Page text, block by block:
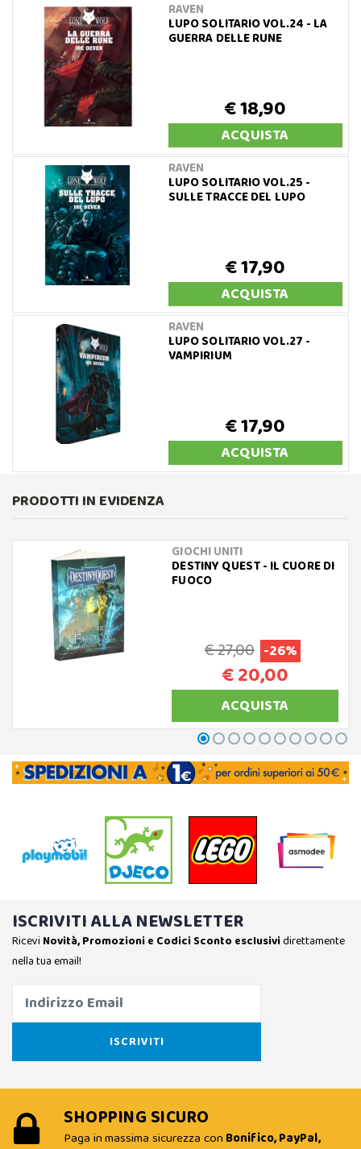
RAVEN
LUPO SOLITARIO VOL.24 - LA
GUERRA DELLE RUNE
€ 18,90
ACQUISTA
RAVEN
LUPO SOLITARIO VOL.25 -
SULLE TRACCE DEL LUPO
€ 17,90
ACQUISTA
RAVEN
LUPO SOLITARIO VOL.27 -
VAMPIRIUM
€ 17,90
ACQUISTA
PRODOTTI IN EVIDENZA
GIOCHI UNITI
DESTINY QUEST - IL CUORE DI
FUOCO
€ 27,00 -26%
€ 20,00
ACQUISTA
ISCRIVITI ALLA NEWSLETTER
Ricevi Novità, Promozioni e Codici Sconto esclusividirettamente
nella tua email!
SHOPPING SICURO
Paga in massima sicurezza con Bonifico, PayPal,